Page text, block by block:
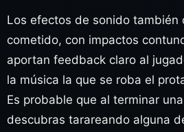
Los efectos de sonido también
cometido, con impactos
aportan feedback claro al
la música la que se roba el
Es probable que al terminar
descubras tarareando alguna